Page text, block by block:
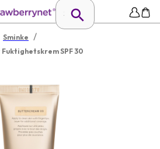
Sminke /
SPF 30